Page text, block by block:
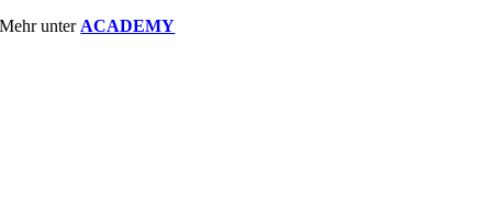
Mehr unter ACADEMY